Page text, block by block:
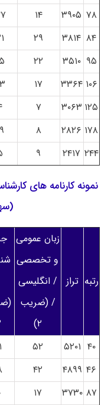
۷۸ ۳۹۰۵ ۱۴
۸۴ ۳۸۱۴ ۲۹
۹۵ ۳۵۱۰ ۲۲
۱۰۶ ۳۳۶۴ ۱۷
۱۲۵ ۳۰۶۳ ۷
۱۷۸ ۲۸۲۶ ۸
۲۴۴ ۲۴۱۷ ۹
رتبه تراز
زبان عمومی
و تخصصی
/ انگلیسی
/ (ضریب
۲)
۴۰ ۵۲۰۱ ۵۲
۴۶ ۴۸۹۹ ۴۲
۸۷ ۳۷۳۰ ۱۷